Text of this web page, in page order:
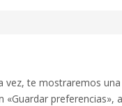
vez, te mostraremos